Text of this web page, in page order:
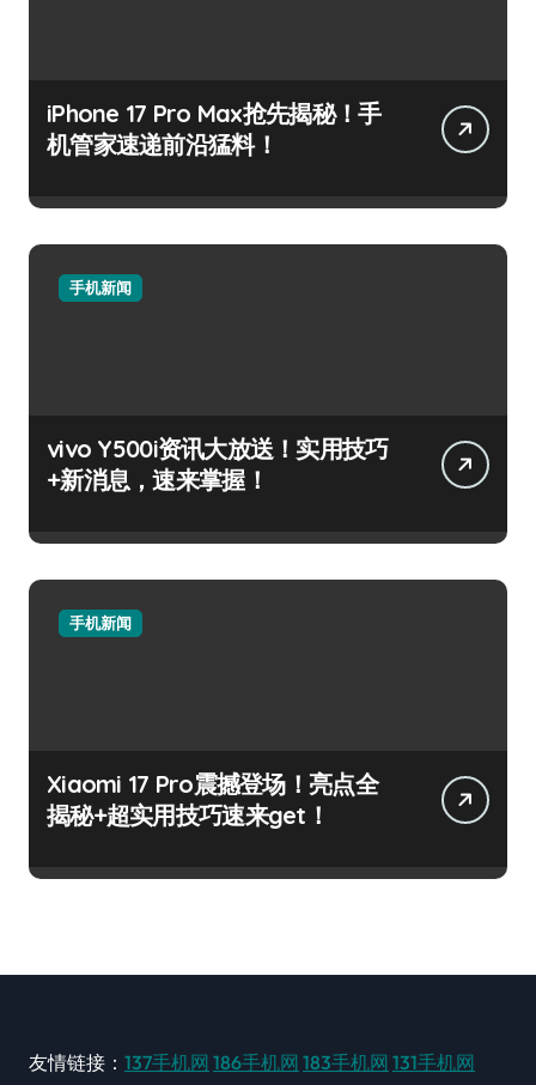
iPhone 17 Pro Max抢先揭秘！手
机管家速递前沿猛料！
手机新闻
vivo Y500i资讯大放送！实用技巧
+新消息，速来掌握！
手机新闻
Xiaomi 17 Pro震撼登场！亮点全
揭秘+超实用技巧速来get！
友情链接： 137手机网 186手机网 183手机网 131手机网